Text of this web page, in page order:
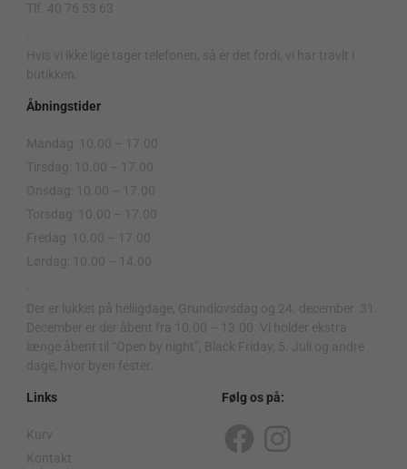
Tlf. 40 76 53 63
Hvis vi ikke lige tager telefonen, så er det fordi, vi har travlt i
butikken.
Åbningstider
Mandag: 10.00 – 17.00
Tirsdag: 10.00 – 17.00
Onsdag: 10.00 – 17.00
Torsdag: 10.00 – 17.00
Fredag: 10.00 – 17.00
Lørdag: 10.00 – 14.00
Der er lukket på helligdage, Grundlovsdag og 24. december. 31.
December er der åbent fra 10.00 – 13.00. Vi holder ekstra
længe åbent til “Open by night”, Black Friday, 5. Juli og andre
dage, hvor byen fester.
Links
Kurv
Kontakt
Følg os på:
F
I